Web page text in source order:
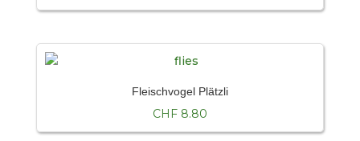
Fleischvogel Plätzli
CHF 8.80